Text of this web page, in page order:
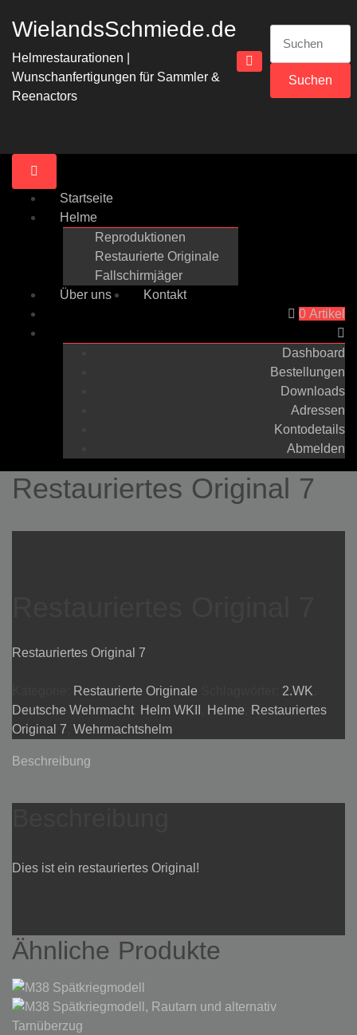
Inhalt
WielandsSchmiede.de
Helmrestaurationen |
Wunschanfertigungen für Sammler &
Reenactors
nach:
Startseite
Helme
Reproduktionen
Restaurierte Originale
Fallschirmjäger
Über uns
Kontakt
0 Artikel
Dashboard
Bestellungen
Downloads
Adressen
Kontodetails
Abmelden
Restauriertes Original 7
Restauriertes Original 7
Restaurierte Originale 2.WK
Deutsche Wehrmacht, Helm WKII Helme
Restauriertes
Original 7 Wehrmachtshelm
Beschreibung
Dies ist ein restauriertes Original!
Ähnliche Produkte